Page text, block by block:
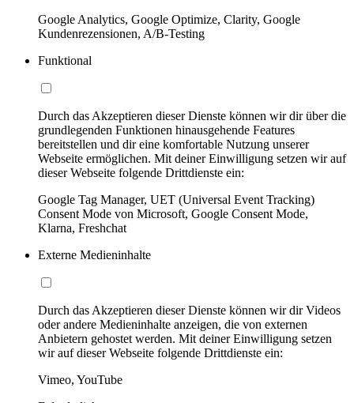
Google Analytics, Google Optimize, Clarity, Google
Kundenrezensionen, A/B-Testing
Funktional
Durch das Akzeptieren dieser Dienste können wir dir über die
grundlegenden Funktionen hinausgehende Features
bereitstellen und dir eine komfortable Nutzung unserer
Webseite ermöglichen. Mit deiner Einwilligung setzen wir auf
dieser Webseite folgende Drittdienste ein:
Google Tag Manager, UET (Universal Event Tracking)
Consent Mode von Microsoft, Google Consent Mode,
Klarna, Freshchat
Externe Medieninhalte
Durch das Akzeptieren dieser Dienste können wir dir Videos
oder andere Medieninhalte anzeigen, die von externen
Anbietern gehostet werden. Mit deiner Einwilligung setzen
wir auf dieser Webseite folgende Drittdienste ein:
Vimeo, YouTube